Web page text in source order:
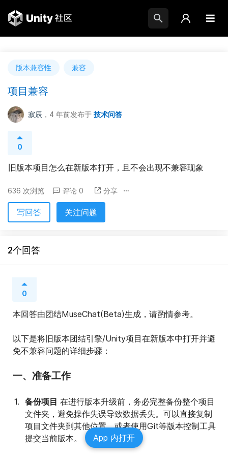
版本兼容性 兼容
项目兼容
寂辰 ，4 年前发布于 技术问答
0
旧版本项目怎么在新版本打开，且不会出现不兼容现象
636 次浏览 评论 0 分享
写回答 关注问题
2个回答
0
本回答由团结MuseChat(Beta)生成，请酌情参考。
以下是将旧版本团结引擎/Unity项目在新版本中打开并避
免不兼容问题的详细步骤：
一、准备工作
备份项目 在进行版本升级前，务必完整备份整个项目
文件夹，避免操作失误导致数据丢失。可以直接复制
项目文件夹到其他位置，或者使用Git等版本控制工具
提交当前版本。
App 内打开